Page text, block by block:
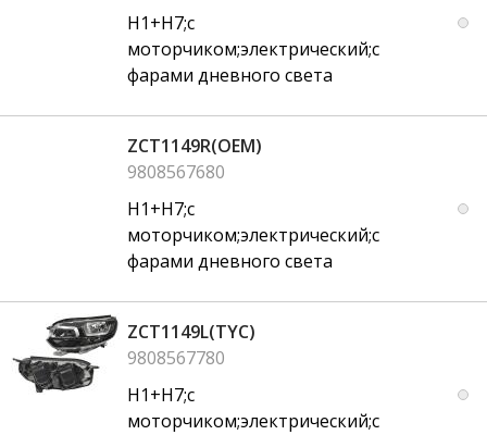
H1+H7;с
моторчиком;электрический;с
фарами дневного света
ZCT1149R(OEM)
9808567680
H1+H7;с
моторчиком;электрический;с
фарами дневного света
ZCT1149L(TYC)
9808567780
H1+H7;с
моторчиком;электрический;с